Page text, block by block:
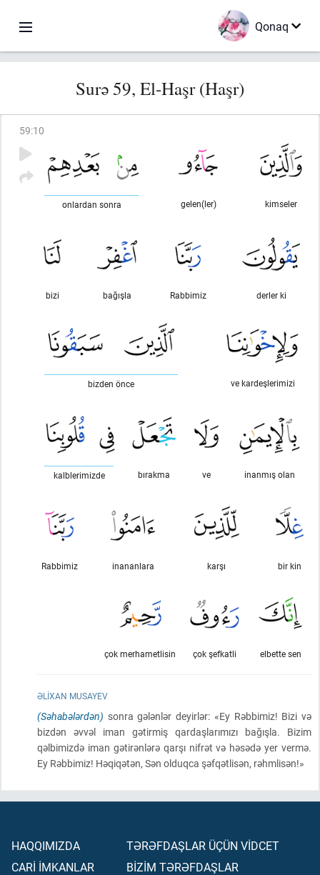
Qonaq
Surə 59, El-Haşr (Haşr)
59:10
kimseler
gelen(ler)
onlardan sonra
derler ki
Rabbimiz
bağışla
bizi
ve kardeşlerimizi
bizden önce
inanmış olan
ve
bırakma
kalblerimizde
bir kin
karşı
inananlara
Rabbimiz
elbette sen
çok şefkatli
çok merhametlisin
ƏLIXAN MUSAYEV
(Səhabələrdən) sonra gələnlər deyirlər: «Ey Rəbbimiz! Bizi və
bizdən əvvəl iman gətirmiş qardaşlarımızı bağışla. Bizim
qəlbimizdə iman gətirənlərə qarşı nifrət və həsədə yer vermə.
Ey Rəbbimiz! Həqiqətən, Sən olduqca şəfqətlisən, rəhmlisən!»
HAQQIMIZDA
CARİ İMKANLAR
TƏRƏFDAŞLAR ÜÇÜN VİDCET
BİZİM TƏRƏFDAŞLAR